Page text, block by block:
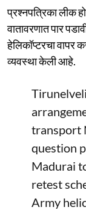
प्रश्नपत्रिका लीक
वातावरणात पार
हेलिकॉप्टरचा वापर
व्यवस्था केली आहे.
transport
question
Madurai
retest
Army